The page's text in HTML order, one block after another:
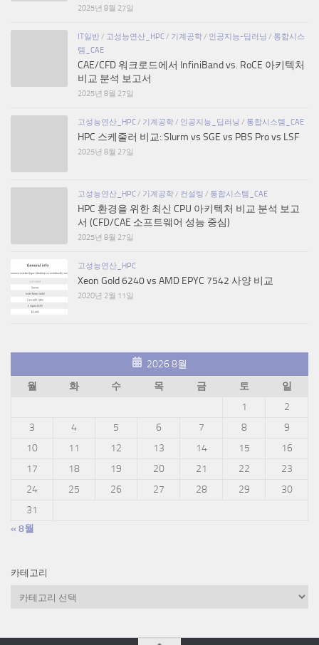
2025년 8월 27일
IT일반 / 고성능연산_HPC / 기계공학 / 인공지능-딥러닝 / 통합시스
템_CAE
CAE/CFD 워크로드에서 InfiniBand vs. RoCE 아키텍처
비교 분석 보고서
2025년 8월 27일
고성능연산_HPC / 기계공학 / 인공지능_딥러닝 / 통합시스템_CAE
HPC 스케줄러 비교: Slurm vs SGE vs PBS Pro vs LSF
2025년 8월 27일
고성능연산_HPC / 기계공학 / 컨설팅 / 통합시스템_CAE
HPC 환경을 위한 최신 CPU 아키텍처 비교 분석 보고
서 (CFD/CAE 소프트웨어 성능 중심)
2025년 8월 27일
고성능연산_HPC
Xeon Gold 6240 vs AMD EPYC 7542 사양 비교
2020년 2월 11일
2026 8월
월
화 수 목 금 토
일
1
2
3
4 5 6 7 8
9
10
11 12 13 14 15
16
17
18 19 20 21 22
23
24
25 26 27 28 29
30
31
« 8월
카테고리
리